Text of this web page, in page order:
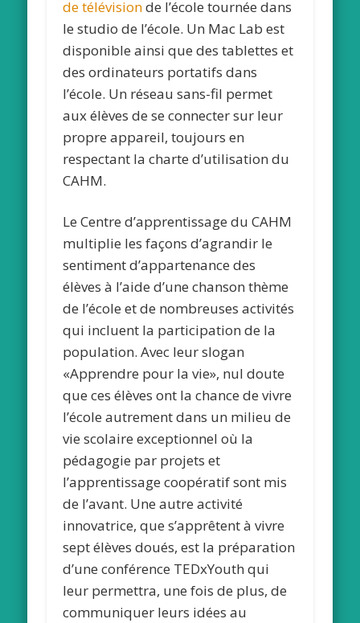
de télévisionde l’école tournée dans
le studio de l’école. Un Mac Lab est
disponible ainsi que des tablettes et
des ordinateurs portatifs dans
l’école. Un réseau sans-fil permet
aux élèves de se connecter sur leur
propre appareil, toujours en
respectant la charte d’utilisation du
CAHM.
Le Centre d’apprentissage du CAHM
multiplie les façons d’agrandir le
sentiment d’appartenance des
élèves à l’aide d’une chanson thème
de l’école et de nombreuses activités
qui incluent la participation de la
population. Avec leur slogan
«Apprendre pour la vie», nul doute
que ces élèves ont la chance de vivre
l’école autrement dans un milieu de
vie scolaire exceptionnel où la
pédagogie par projets et
l’apprentissage coopératif sont mis
de l’avant. Une autre activité
innovatrice, que s’apprêtent à vivre
sept élèves doués, est la préparation
d’une conférence TEDxYouth qui
leur permettra, une fois de plus, de
communiquer leurs idées au